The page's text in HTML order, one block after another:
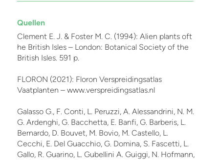
Quellen
Clement E. J. & Foster M. C. (1994): Alien plants oft
he British Isles – London: Botanical Society of the
British Isles. 591 p.
FLORON (2021): Floron Verspreidingsatlas
Vaatplanten – www.verspreidingsatlas.nl
Galasso G., F. Conti, L. Peruzzi, A. Alessandrini, N. M.
G. Ardenghi, G. Bacchetta, E. Banfi, G. Barberis, L.
Bernardo, D. Bouvet, M. Bovio, M. Castello, L.
Cecchi, E. Del Guacchio, G. Domina, S. Fascetti, L.
Gallo, R. Guarino, L. Gubellini A. Guiggi, N. Hofmann,